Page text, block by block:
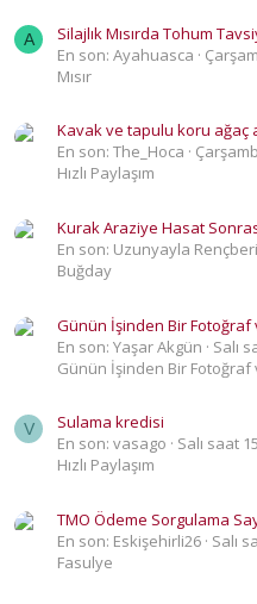
A
Silajlık Mısırda Tohum
En son: Ayahuasca
Mısır
Kavak ve tapulu koru ağaç
En son: The_Hoca
Hızlı Paylaşım
Kurak Araziye Hasat
En son: Uzunyayla Rençberi
Buğday
Günün İşinden Bir Fotoğraf
En son: Yaşar Akgün
Salı
Günün İşinden Bir Fotoğraf
V
Sulama kredisi
En son: vasago
Salı saat
Hızlı Paylaşım
TMO Ödeme Sorgulama
En son: Eskişehirli26 Salı
Fasulye